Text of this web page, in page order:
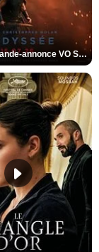
L'Odyssée Bande-annonce VO STFR